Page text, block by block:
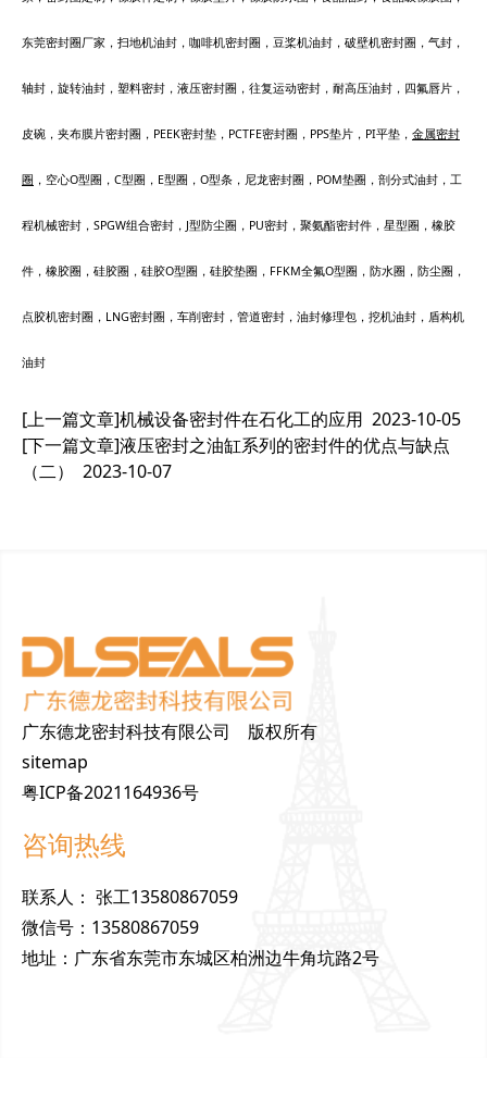
东莞密封圈厂家，扫地机油封，咖啡机密封圈，豆桨机油封，破壁机密封圈，气封，
轴封，旋转油封，塑料密封，液压密封圈，往复运动密封，耐高压油封，四氟唇片，
皮碗，夹布膜片密封圈，PEEK密封垫，PCTFE密封圈，PPS垫片，PI平垫， 金属密封
圈 ，空心O型圈，C型圈，E型圈，O型条，尼龙密封圈，POM垫圈，剖分式油封，工
程机械密封，SPGW组合密封，J型防尘圈，PU密封，聚氨酯密封件，星型圈，橡胶
件，橡胶圈，硅胶圈，硅胶O型圈，硅胶垫圈，FFKM全氟O型圈，防水圈，防尘圈，
点胶机密封圈，LNG密封圈，车削密封，管道密封，油封修理包，挖机油封，盾构机
油封
[上一篇文章]机械设备密封件在石化工的应用 2023-10-05
[下一篇文章]液压密封之油缸系列的密封件的优点与缺点
（二）
2023-10-07
广东德龙密封科技有限公司 版权所有
sitemap
粤ICP备2021164936号
咨询热线
联系人 ： 张工13580867059
微信号 ： 13580867059
地址 ： 广东省东莞市东城区柏洲边牛角坑路2号